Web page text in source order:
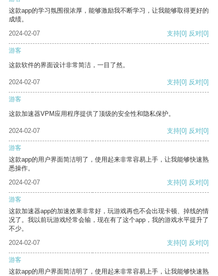
这款app的学习氛围很浓厚，能够激励我不断学习，让我能够取得更好的
成绩。
2024-02-07
支持[0] 反对[0]
游客
这款软件的界面设计非常简洁，一目了然。
2024-02-07 支持[0] 反对[0]
游客
这款加速器VPM应用程序提供了顶级的安全性和隐私保护。
2024-02-07 支持[0] 反对[0]
游客
这款app的用户界面简洁明了，使用起来非常容易上手，让我能够快速熟
悉操作。
2024-02-07
支持[0] 反对[0]
游客
这款加速器app的加速效果非常好，玩游戏再也不会出现卡顿、掉线的情
况了。我以前玩游戏经常会输，现在有了这个app，我的游戏水平提升了
不少。
2024-02-07
支持[0] 反对[0]
游客
这款app的用户界面简洁明了，使用起来非常容易上手，让我能够快速熟